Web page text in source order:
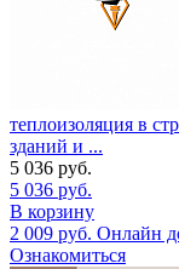
теплоизоляция в
зданий и ...
5 036 руб.
5 036 руб.
В корзину
2 009 руб. Онлайн
Ознакомиться